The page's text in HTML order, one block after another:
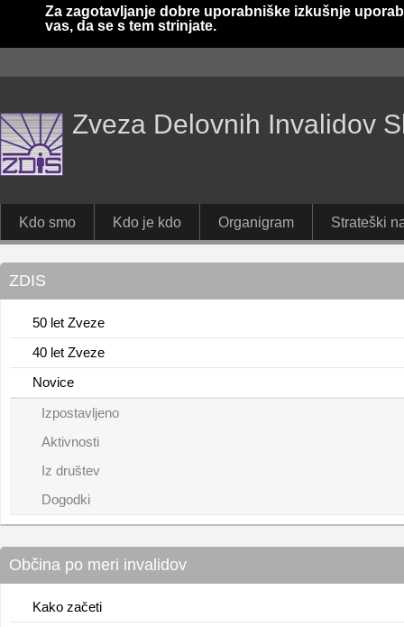
Za zagotavljanje dobre uporabniške izkušnje
vas, da se s tem strinjate.
Zveza Delovnih Invalidov
Kdo smo Kdo je kdo Organigram Strateški
ZDIS
50 let Zveze
40 let Zveze
Novice
Izpostavljeno
Aktivnosti
Iz društev
Dogodki
Občina po meri invalidov
Kako začeti